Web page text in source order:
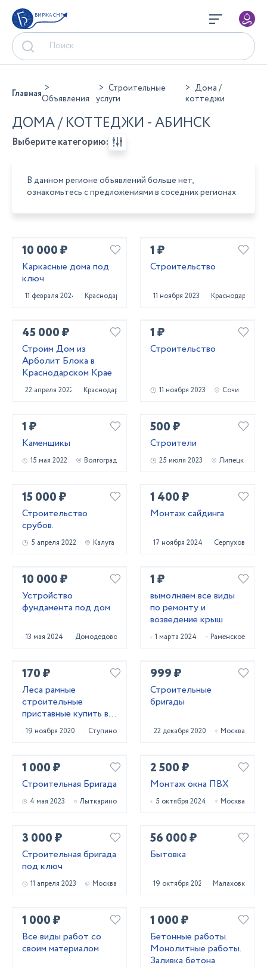
БИРЖА СНГ
ГлавнаяОбъявления
Строительные
услуги
Дома /
коттеджи
ДОМА / КОТТЕДЖИ - АБИНСК
Выберите категорию:
В данном регионе объявлений больше нет,
ознакомьтесь с предложениями в соседних регионах
10 000 ₽
Каркасные дома под
ключ
11 февраля 2024 Краснодар
1 ₽
Строительство
11 ноября 2023 Краснодар
45 000 ₽
Строим Дом из
Арболит Блока в
Краснодарском Крае
22 апреля 2022 Краснодар
1 ₽
Строительство
11 ноября 2023 Сочи
1 ₽
Каменщикы
15 мая 2022 Волгоград
500 ₽
Строители
25 июля 2023 Липецк
15 000 ₽
Строительство
срубов.
5 апреля 2022 Калуга
1 400 ₽
Монтаж сайдинга
17 ноября 2024 Серпухов
10 000 ₽
Устройство
фундамента под дом
13 мая 2024 Домодедово
1 ₽
вымолняем все виды
по ремонту и
возведение крыш
1 марта 2024 Раменское
170 ₽
Леса рамные
строительные
приставные купить в
Ступино
19 ноября 2020 Ступино
999 ₽
Строительные
бригады
22 декабря 2020 Москва
1 000 ₽
Строительная Бригада
4 мая 2023 Лыткарино
2 500 ₽
Монтаж окна ПВХ
5 октября 2024 Москва
3 000 ₽
Строительная бригада
под ключ
11 апреля 2023 Москва
56 000 ₽
Бытовка
19 октября 2020 Малаховка
1 000 ₽
Все виды работ со
своим материалом
1 000 ₽
Бетонные работы.
Монолитные работы.
Заливка бетона